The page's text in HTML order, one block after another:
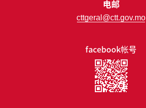
facebook帐号
电邮
cttgeral@ctt.gov.mo